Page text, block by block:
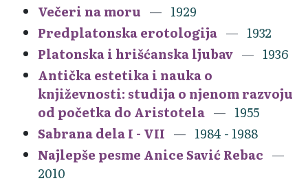
Večeri na moru
1929
Predplatonska erotologija
1932
Platonska i hrišćanska ljubav
1936
Antička estetika i nauka o
književnosti: studija o njenom razvoju
od početka do Aristotela
1955
Sabrana dela I - VII
1984 - 1988
Najlepše pesme Anice Savić Rebac
2010